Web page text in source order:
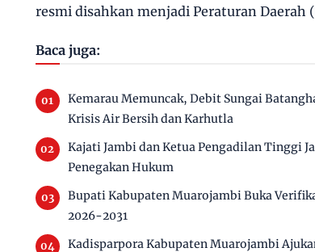
resmi disahkan menjadi Peraturan Daerah
Baca juga:
Kemarau Memuncak, Debit Sungai
Krisis Air Bersih dan Karhutla
Kajati Jambi dan Ketua Pengadilan Tinggi
Penegakan Hukum
Bupati Kabupaten Muarojambi Buka
2026-2031
Kadisparpora Kabupaten Muarojambi